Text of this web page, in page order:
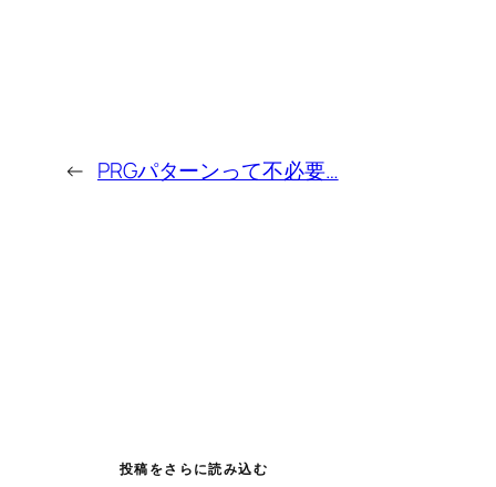
← PRGパターンって不必要…
投稿をさらに読み込む